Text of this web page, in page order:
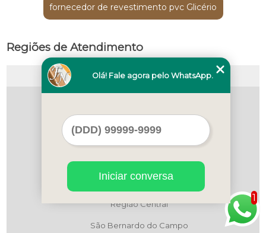
fornecedor de revestimento pvc Glicério
Regiões de Atendimento
Selecione:
Região Central
Região Central
Região Central
São Bernardo do Campo
1
Olá! Fale agora pelo WhatsApp.
Iniciar conversa